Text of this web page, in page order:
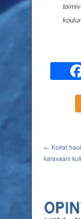
← Koirat
karavaani